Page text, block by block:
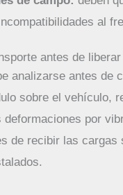
al
antes de
analizarse antes
sobre el vehículo,
deformaciones por
de recibir las